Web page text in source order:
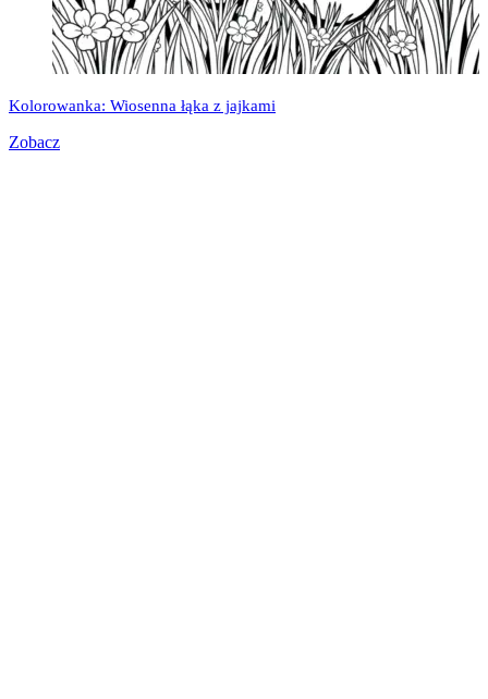
Kolorowanka: Wiosenna łąka z jajkami
Zobacz